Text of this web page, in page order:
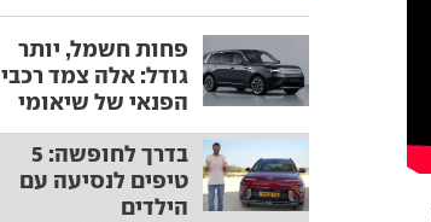
פחות חשמל, יותר
גודל: אלה צמד רכבי
הפנאי של שיאומי
בדרך לחופשה: 5
טיפים לנסיעה עם
הילדים